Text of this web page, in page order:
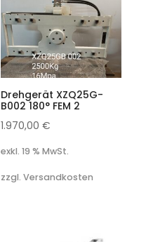
Drehgerät XZQ25G-
B002 180° FEM 2
1.970,00€
exkl. 19 % MwSt.
zzgl. Versandkosten